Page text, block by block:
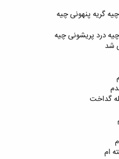
گریه پنهونی چیه
درد پریشونی چیه
شد
گداخت
ام